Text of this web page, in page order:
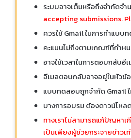
ระบบอาจเต็มหรือถึงจำกัดจ
accepting submissions.
ควรใช้ Gmail ในการทำแบบ
คะแนนไม่ถึงตามเกณฑ์ที่กำห
อาจใช้เวลาในการตอบกลับอี
อีเมลตอบกลับอาจอยู่ในหัวข้
แบบทดสอบถูกจำกัด Gmail
บางการอบรม ต้องดาวน์โหล
ทางเราไม่สามารถแก้ปัญหาเ
เป็นเพียงผู้ช่วยกระจายข่าวเ